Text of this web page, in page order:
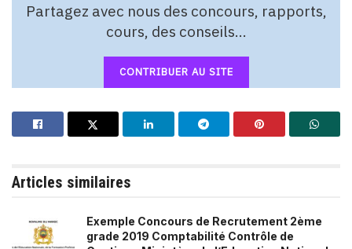
Partagez avec nous des concours, rapports,
cours, des conseils…
CONTRIBUER AU SITE
Articles similaires
Exemple Concours de Recrutement 2ème
grade 2019 Comptabilité Contrôle de